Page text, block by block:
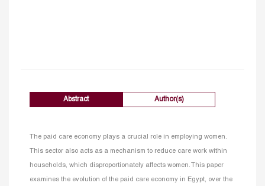
Abstract Author(s)
The paid care economy plays a crucial role in employing women.
This sector also acts as a mechanism to reduce care work within
households, which disproportionately affects women. This paper
examines the evolution of the paid care economy in Egypt, over the